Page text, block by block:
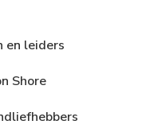
en leiders
Shore